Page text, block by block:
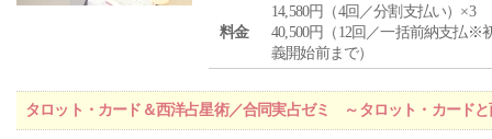
料金
14,580円（4回／分割支払い）×3
40,500円（12回／一括前納支払※
義開始前まで）
タロット・カード＆西洋占星術／合同実占ゼミ ～タロット・カード